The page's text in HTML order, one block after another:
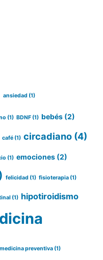
ansiedad (1)
(1) BDNF (1) bebés (2)
café (1) circadiano (4)
(1) emociones (2)
felicidad (1) fisioterapia (1)
(1) hipotiroidismo
medicina preventiva (1)